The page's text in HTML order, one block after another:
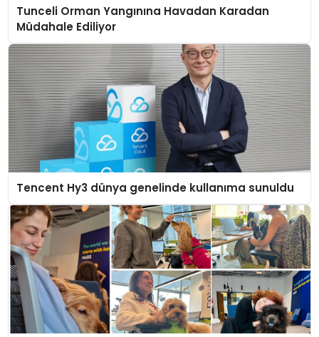
Tunceli Orman Yangınına Havadan Karadan
Müdahale Ediliyor
Tencent Hy3 dünya genelinde kullanıma sunuldu